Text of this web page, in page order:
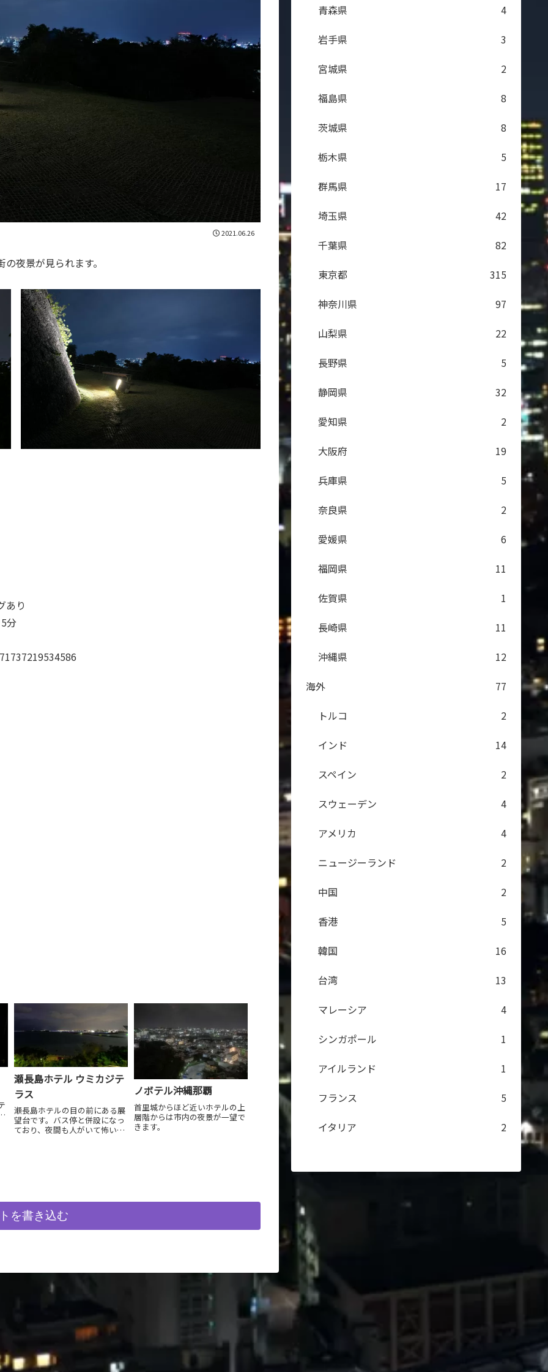
2021.06.26
夜景が見られます。
り
分
瀬長島ホテル ウミカジテ
ラス
瀬長島ホテルの目の前にある展
望台です。バス停と併設になっ
ており、夜間も人がいて怖い感
ノボテル沖縄那覇
首里城からほど近いホテルの上
層階からは市内の夜景が一望で
きます。
を書き込む
青森県
4
岩手県
3
宮城県
2
福島県
8
茨城県
8
栃木県
5
群馬県
17
埼玉県
42
千葉県
82
東京都
315
神奈川県
97
山梨県
22
長野県
5
静岡県
32
愛知県
2
大阪府
19
兵庫県
5
奈良県
2
愛媛県
6
福岡県
11
佐賀県
1
長崎県
11
沖縄県
12
海外
77
トルコ
2
インド
14
スペイン
2
スウェーデン
4
アメリカ
4
ニュージーランド
2
中国
2
香港
5
韓国
16
台湾
13
マレーシア
4
シンガポール
1
アイルランド
1
フランス
5
イタリア
2